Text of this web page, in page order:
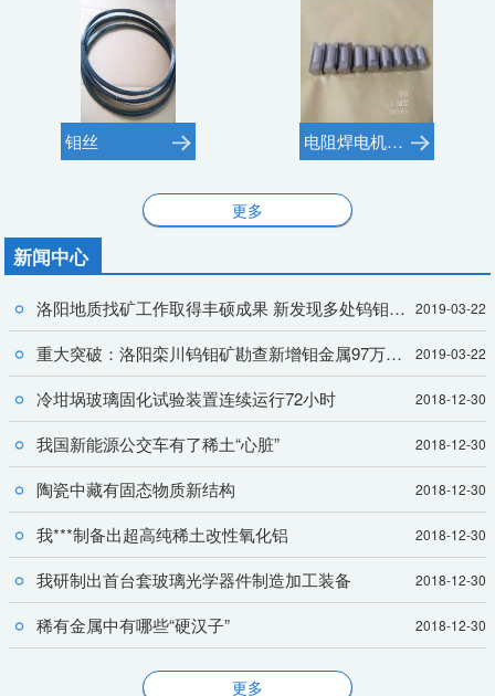
钼丝 电阻焊电机用钼电极
更多
新闻中心
洛阳地质找矿工作取得丰硕成果 新发现多处钨钼等矿藏资源 2019-03-22
重大突破：洛阳栾川钨钼矿勘查新增钼金属97万吨、三氧化钨94万吨 2019-03-22
冷坩埚玻璃固化试验装置连续运行72小时 2018-12-30
我国新能源公交车有了稀土“心脏” 2018-12-30
陶瓷中藏有固态物质新结构 2018-12-30
我***制备出超高纯稀土改性氧化铝 2018-12-30
我研制出首台套玻璃光学器件制造加工装备 2018-12-30
稀有金属中有哪些“硬汉子” 2018-12-30
更多